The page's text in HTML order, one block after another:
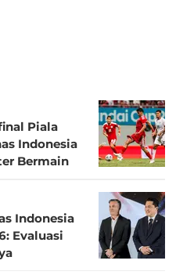
Piala
Indonesia
Bermain
Indonesia
Evaluasi